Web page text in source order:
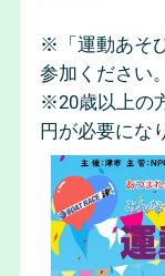
※「運動あそ
参加ください。
※20歳以上の
円が必要にな